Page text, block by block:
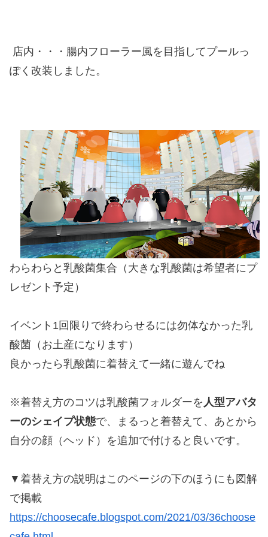
店内・・・腸内フローラー風を目指してプールっ
ぽく改装しました。
わらわらと乳酸菌集合（大きな乳酸菌は希望者にプ
レゼント予定）
イベント1回限りで終わらせるには勿体なかった乳
酸菌（お土産になります）
良かったら乳酸菌に着替えて一緒に遊んでね
※着替え方のコツは乳酸菌フォルダーを 人型アバタ
ーのシェイプ状態で、まるっと着替えて、あとから
自分の顔（ヘッド）を追加で付けると良いです。
▼着替え方の説明はこのページの下のほうにも図解
で掲載
https://choosecafe.blogspot.com/2021/03/36choose